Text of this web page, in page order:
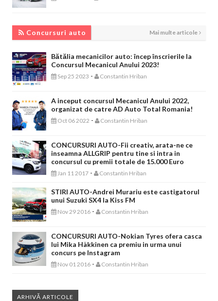
Concursuri auto Mai multe articole
Bătălia mecanicilor auto: încep înscrierile la
Concursul Mecanicul Anului 2023!
Sep 25 2023 - Constantin Hriban
A inceput concursul Mecanicul Anului 2022,
organizat de catre AD Auto Total Romania!
Oct 06 2022 - Constantin Hriban
CONCURSURI AUTO-Fii creativ, arata-ne ce
inseamna ALLGRIP pentru tine si intra in
concursul cu premii totale de 15.000 Euro
Jan 11 2017 - Constantin Hriban
STIRI AUTO-Andrei Murariu este castigatorul
unui Suzuki SX4 la Kiss FM
Nov 29 2016 - Constantin Hriban
CONCURSURI AUTO-Nokian Tyres ofera casca
lui Mika Häkkinen ca premiu in urma unui
concurs pe Instagram
Nov 01 2016 - Constantin Hriban
ARHIVĂ ARTICOLE